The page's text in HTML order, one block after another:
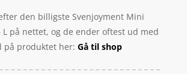
den billigste Svenjoyment Mini
L på nettet, og de ender oftest ud med
på produktet her: Gå til shop